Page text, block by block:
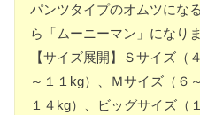
パンツタイプのオムツにな
ら「ムーニーマン」になり
【サイズ展開】Ｓサイズ（
～１１kg）、Ｍサイズ（６
１４kg）、ビッグサイズ（